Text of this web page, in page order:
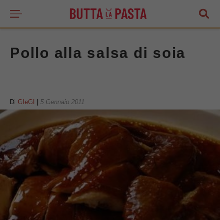
Pollo alla salsa di soia
Di GIeGI 5 Gennaio 2011